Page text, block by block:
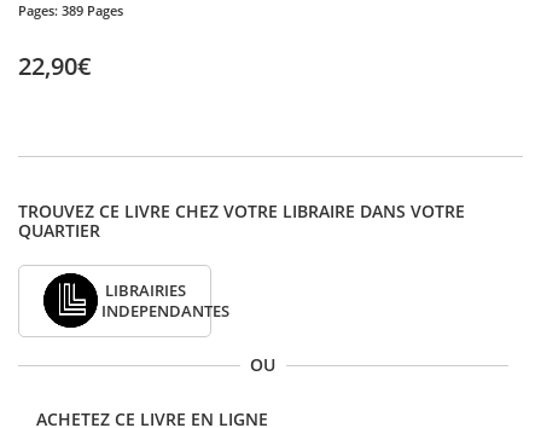
Pages: 389 Pages
22,90€
TROUVEZ CE LIVRE CHEZ VOTRE LIBRAIRE DANS VOTRE
QUARTIER
LIBRAIRIES
INDEPENDANTES
OU
ACHETEZ CE LIVRE EN LIGNE